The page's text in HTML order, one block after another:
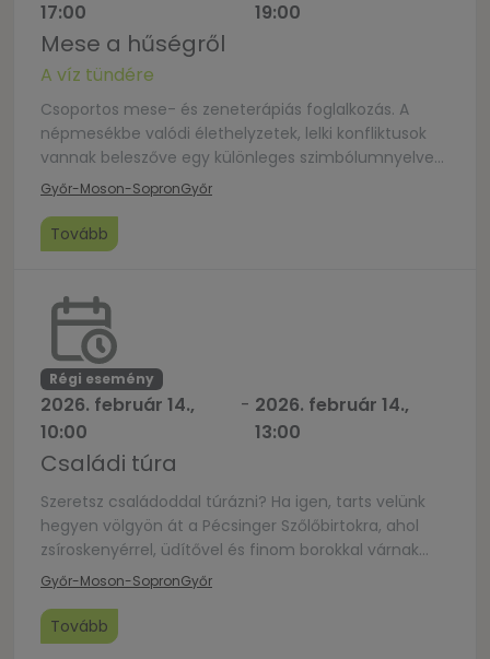
17:00 19:00
Mese a hűségről
A víz tündére
Csoportos mese- és zeneterápiás foglalkozás. A
népmesékbe valódi élethelyzetek, lelki konfliktusok
vannak beleszőve egy különleges szimbólumnyelven.
Ősi meséink nem csak a küzdelmeket írják le, hanem
akik nyitottak népmesére, népzenére, játékra és
szívesen kipróbálják azt is, hogy milyen a zeneterápia
Hete – […]
Győr-Moson-SopronGyőr
Tovább
Régi esemény
2026. február 14.,
10:00
- 2026. február 14.,
13:00
Családi túra
Szeretsz családoddal túrázni? Ha igen, tarts velünk
hegyen völgyön át a Pécsinger Szőlőbirtokra, ahol
zsíroskenyérrel, üdítővel és finom borokkal várnak
vendéglátóink! A túra összesen 8 km, így az egész
lehetőség lesz beszélgetésre és a gyönyörű Sokorói-
dombság lankáinak csodálására!A programon való
Győr-Moson-SopronGyőr
Tovább